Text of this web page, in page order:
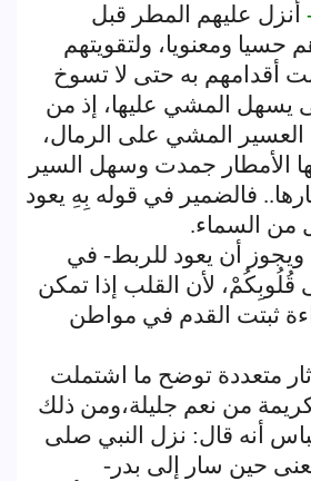
أنزل عليهم المطر قبل
حسيا ومعنويا، ولتقويتهم
أقدامهم به حتى لا تسوخ
يسهل المشي عليها، إذ من
العسير المشي على الرمال،
الأمطار جمدت وسهل السير
فالضمير في قوله بِهِ يعود
من السماء.
أن يعود للربط- في
قُلُوبِكُمْ، لأن القلب إذا تمكن
ثبتت القدم في مواطن
متعددة توضح ما اشتملت
من نعم جليلة،ومن ذلك
أنه قال: نزل النبي صلى
حين سار إلى بدر-